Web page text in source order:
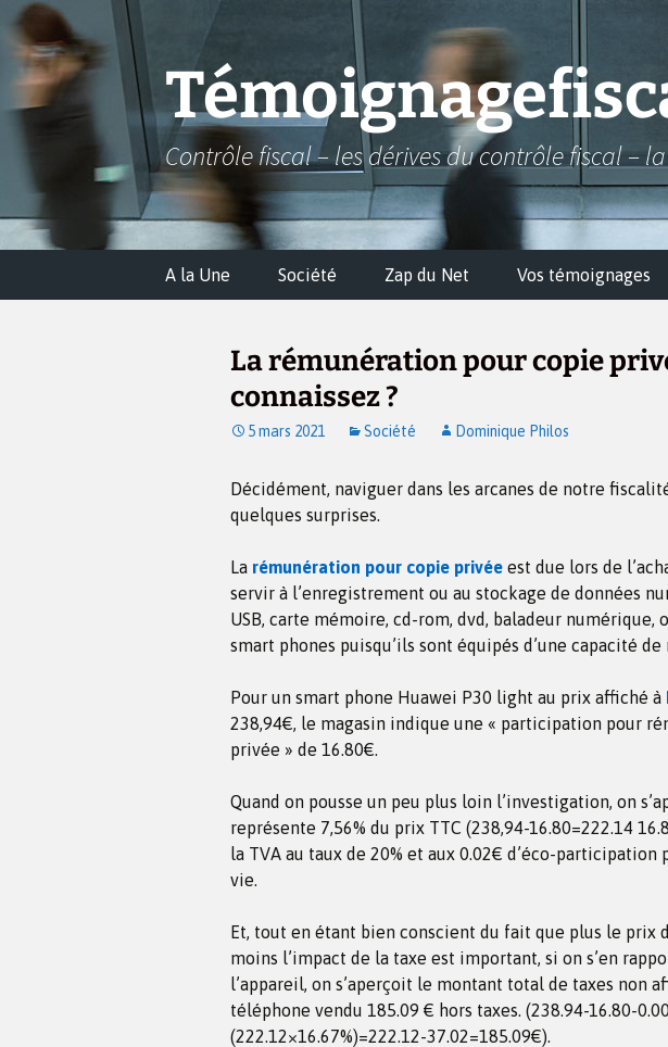
Aller
au
contenu
Contrôle fiscal – les dérives du contrôle fiscal –
A la Une Société Zap du Net Vos témoignages
La rémunération pour copie
connaissez ?
5 mars 2021 Société Dominique Philos
Décidément, naviguer dans les arcanes de notre
quelques surprises.
La rémunération pour copie privée est due lors de
servir à l’enregistrement ou au stockage de données
USB, carte mémoire, cd-rom, dvd, baladeur numérique,
smart phones puisqu’ils sont équipés d’une capacité
Pour un smart phone Huawei P30 light au prix affiché à
238,94€, le magasin indique une « participation pour
privée » de 16.80€.
Quand on pousse un peu plus loin l’investigation, on
représente 7,56% du prix TTC (238,94-16.80=222.14
la TVA au taux de 20% et aux 0.02€ d’éco-
vie.
Et, tout en étant bien conscient du fait que plus le prix
moins l’impact de la taxe est important, si on s’en
l’appareil, on s’aperçoit le montant total de taxes non
téléphone vendu 185.09 € hors taxes. (238.94-16.80-
(222.12×16.67%)=222.12-37.02=185.09€).